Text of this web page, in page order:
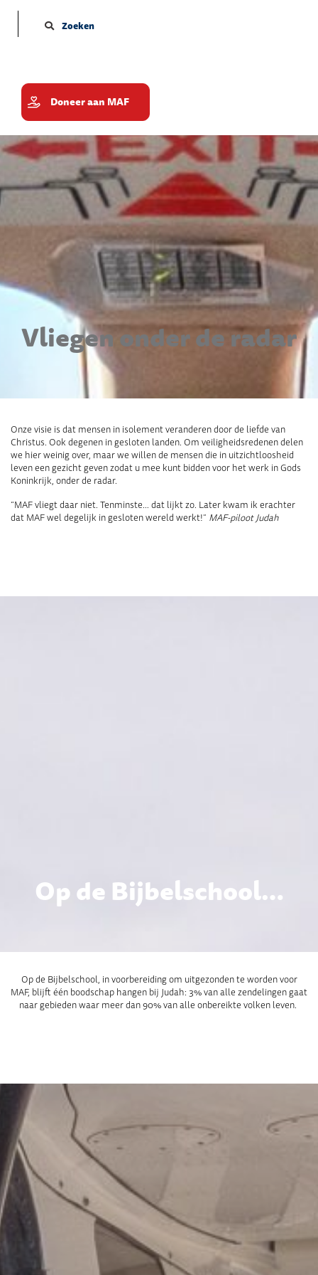
Zoeken
Doneer aan MAF
Vliegen onder de radar
Onze visie is dat mensen in isolement veranderen door de liefde van
Christus. Ook degenen in gesloten landen. Om veiligheidsredenen delen
we hier weinig over, maar we willen de mensen die in uitzichtloosheid
leven een gezicht geven zodat u mee kunt bidden voor het werk in Gods
Koninkrijk, onder de radar.
“MAF vliegt daar niet. Tenminste… dat lijkt zo. Later kwam ik erachter
dat MAF wel degelijk in gesloten wereld werkt!” MAF-piloot Judah
Op de Bijbelschool…
Op de Bijbelschool, in voorbereiding om uitgezonden te worden voor
MAF, blijft één boodschap hangen bij Judah: 3% van alle zendelingen gaat
naar gebieden waar meer dan 90% van alle onbereikte volken leven.